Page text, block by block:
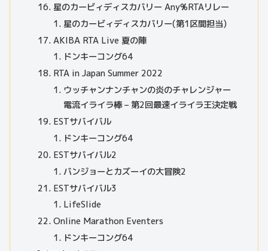
星のカービィディスカバリー Any%RTAリレー
星のカービィディスカバリー(第1区間担当)
AKIBA RTA Live 夏の陣
ドンキーコング64
RTA in Japan Summer 2022
ウッチャンナンチャンの炎のチャレンジャー
電流イライラ棒 – 第2回最速イライラ王決定戦
ESTサバイバル
ドンキーコング64
ESTサバイバル2
バンジョーとカズーイの大冒険2
ESTサバイバル3
LifeSlide
Online Marathon Eventers
ドンキーコング64